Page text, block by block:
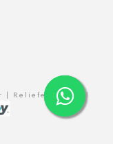
| Reliefers Digital